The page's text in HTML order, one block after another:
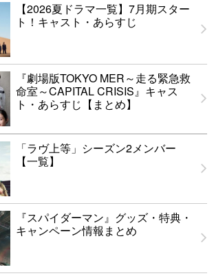
【2026夏ドラマ一覧】7月期スター
ト！キャスト・あらすじ
『劇場版TOKYO MER～走る緊急救
命室～CAPITAL CRISIS』キャス
ト・あらすじ【まとめ】
「ラヴ上等」シーズン2メンバー
【一覧】
『スパイダーマン』グッズ・特典・
キャンペーン情報まとめ